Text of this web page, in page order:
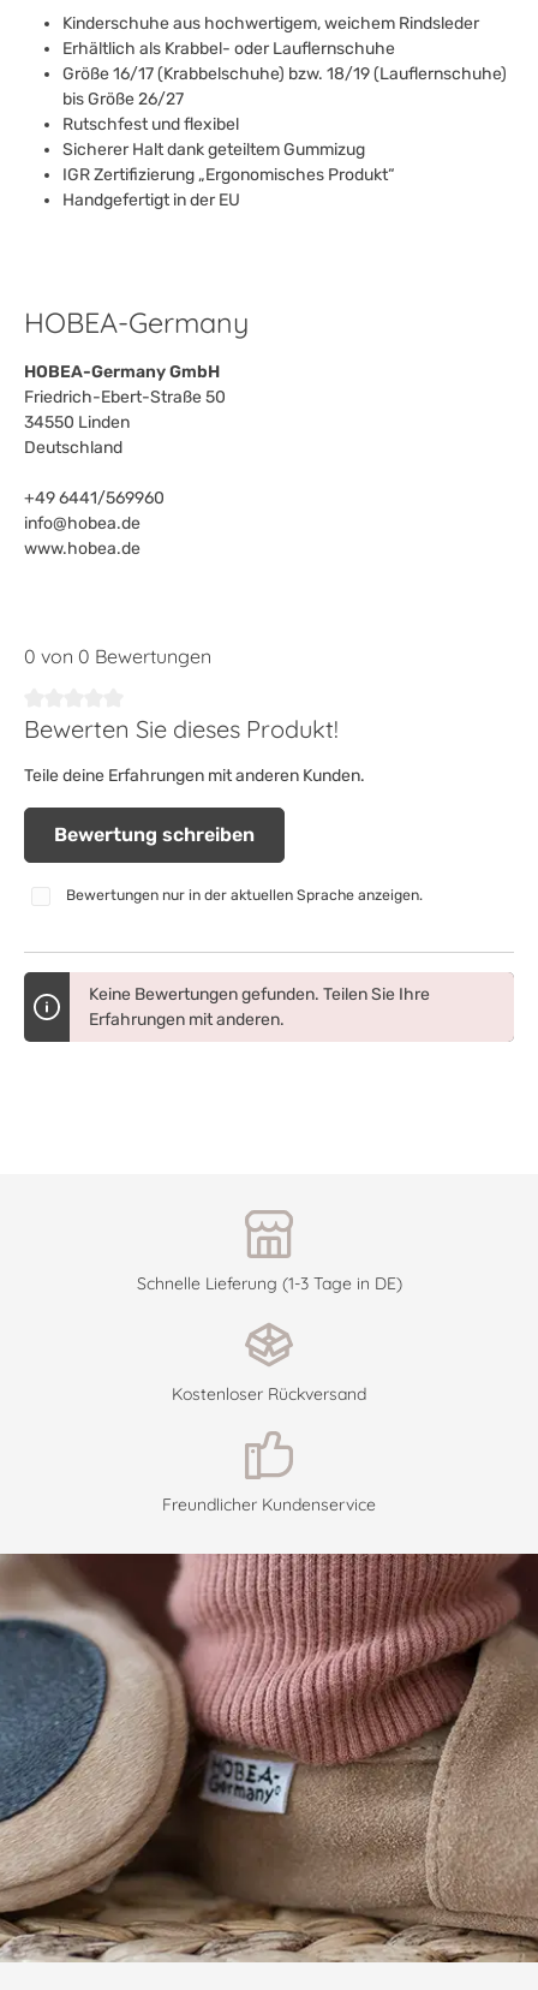
Kinderschuhe aus hochwertigem, weichem Rindsleder
Erhältlich als Krabbel- oder Lauflernschuhe
Größe 16/17 (Krabbelschuhe) bzw. 18/19 (Lauflernschuhe)
bis Größe 26/27
Rutschfest und flexibel
Sicherer Halt dank geteiltem Gummizug
IGR Zertifizierung „Ergonomisches Produkt“
Handgefertigt in der EU
HOBEA-Germany
HOBEA-Germany GmbH
Friedrich-Ebert-Straße 50
34550 Linden
Deutschland
+49 6441/569960
info@hobea.de
www.hobea.de
0 von 0 Bewertungen
Durchschnittliche Bewertung von 0 von 5 Sternen
Bewerten Sie dieses Produkt!
Teile deine Erfahrungen mit anderen Kunden.
Bewertung schreiben
Bewertungen nur in der aktuellen Sprache anzeigen.
Keine Bewertungen gefunden. Teilen Sie Ihre
Erfahrungen mit anderen.
Schnelle Lieferung (1-3 Tage in DE)
Kostenloser Rückversand
Freundlicher Kundenservice